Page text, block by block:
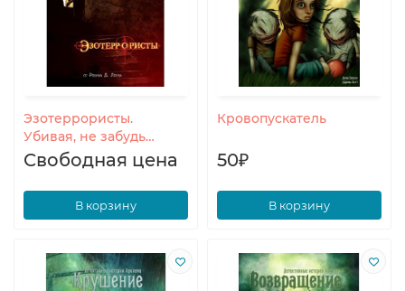
Эзотеррористы.
Убивая, не забудь
обчистить труп
Свободная цена
В корзину
Кровопускатель
50₽
В корзину